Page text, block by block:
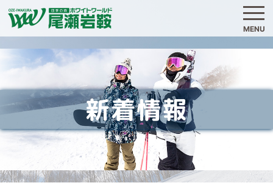
MENU
新着情報